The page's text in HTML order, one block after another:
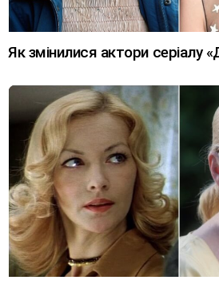
Як змінилися актори серіалу